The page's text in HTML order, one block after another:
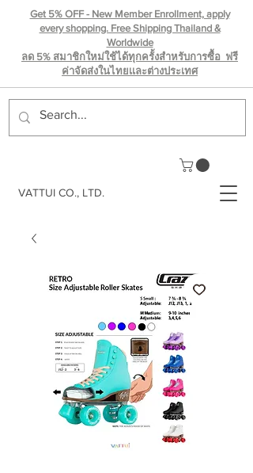
VATTUI CO., LTD.
Get 5% OFF - New Member Enrollment, apply
every shopping. Free Shipping Thailand &
Worldwide
ลด 5% สมาชิกใหม่ใช้ได้ทุกครั้งสำหรับการซื้อ ฟรี
ค่าจัดส่งในไทยเเละต่างประเทศ